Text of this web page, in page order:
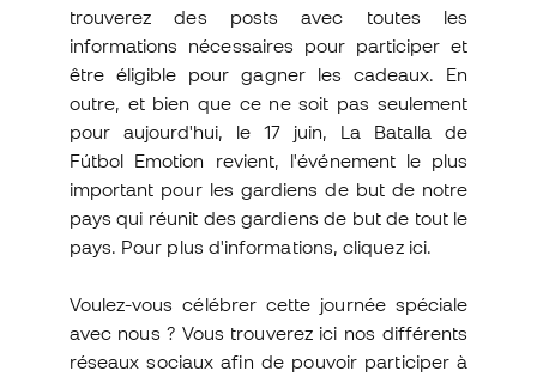
trouverez des posts avec toutes les
informations nécessaires pour participer et
être éligible pour gagner les cadeaux. En
outre, et bien que ce ne soit pas seulement
pour aujourd'hui, le 17 juin, La Batalla de
Fútbol Emotion revient, l'événement le plus
important pour les gardiens de but de notre
pays qui réunit des gardiens de but de tout le
pays. Pour plus d'informations, cliquez ici.
Voulez-vous célébrer cette journée spéciale
avec nous ? Vous trouverez ici nos différents
réseaux sociaux afin de pouvoir participer à